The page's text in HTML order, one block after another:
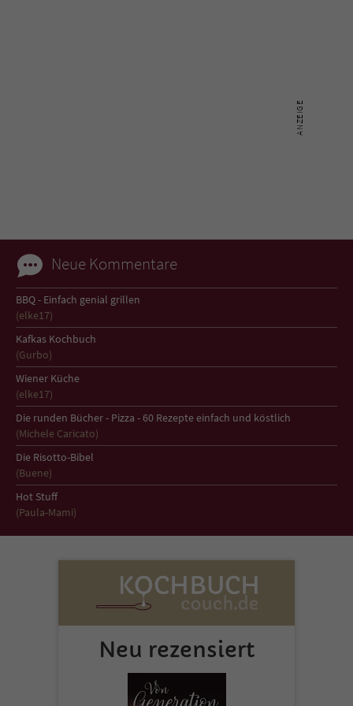
Neue Kommentare
BBQ - Einfach genial grillen
(elke17)
Kafkas Kochbuch
(Gurbo)
Wiener Küche
(elke17)
Die runden Bücher - Pizza - 60 Rezepte einfach und köstlich
(Michele Caricato)
Die Risotto-Bibel
(Buene)
Hot Stuff
(Paula-Mami)
Neu rezensiert